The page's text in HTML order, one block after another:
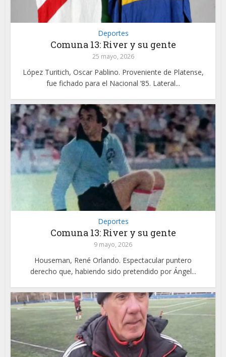
Deportes
Comuna 13: River y su gente
25 mayo, 2026
López Turitich, Oscar Pablino. Proveniente de Platense,
fue fichado para el Nacional ’85. Lateral...
Deportes
Comuna 13: River y su gente
9 mayo, 2026
Houseman, René Orlando. Espectacular puntero
derecho que, habiendo sido pretendido por Ángel...